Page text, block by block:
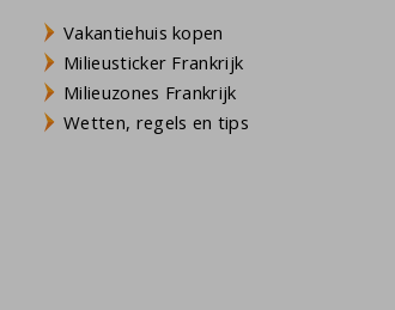
Vakantiehuis kopen
Milieusticker Frankrijk
Milieuzones Frankrijk
Wetten, regels en tips